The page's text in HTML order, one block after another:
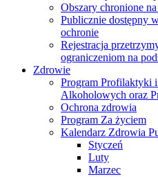
Obszary chronione
Publicznie dostępny
ochronie
Rejestracja
ograniczeniom na
Zdrowie
Program Profilaktyki
Alkoholowych oraz
Ochrona zdrowia
Program Za życiem
Kalendarz Zdrowia
Styczeń
Luty
Marzec